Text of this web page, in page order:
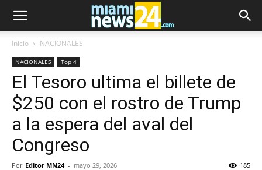
Inicio NACIONALES
NACIONALES Top 4
El Tesoro ultima el billete de
$250 con el rostro de Trump
a la espera del aval del
Congreso
Por Editor MN24 - mayo 29, 2026 185